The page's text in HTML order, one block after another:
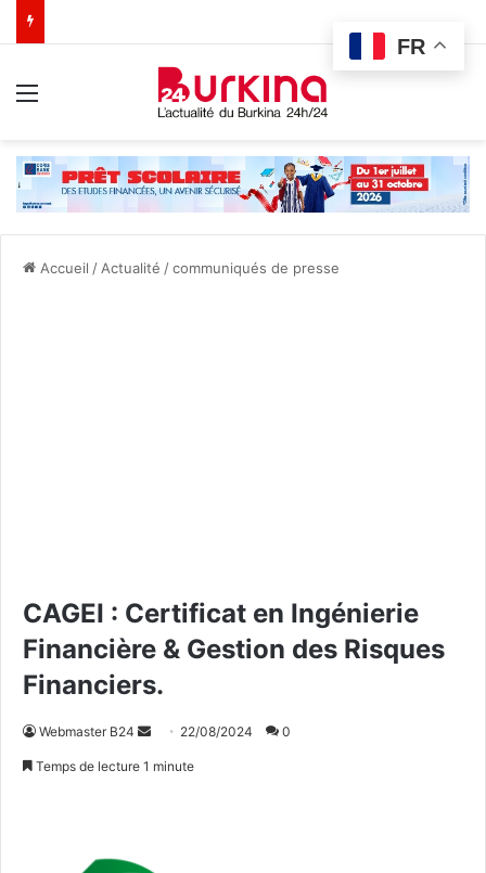
Accueil / Actualité /communiqués de presse
CAGEI : Certificat en Ingénierie
Financière & Gestion des Risques
Financiers.
Webmaster B24 22/08/2024 0
Temps de lecture 1 minute
FR